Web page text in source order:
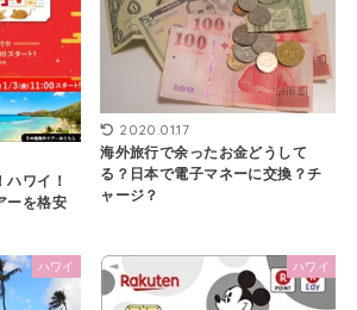
ワイ！
ーを格安
2020.01.17
海外旅行で余ったお金どうして
る？日本で電子マネーに交換？チ
ャージ？
ハワイ ハワイ